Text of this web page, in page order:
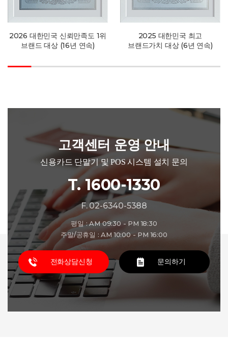
2026 대한민국 신뢰만족도 1위
브랜드 대상 (16년 연속)
2025 대한민국 최고
브랜드가치 대상 (6년 연속)
고객센터 운영 안내
신용카드 단말기 및 POS 시스템 설치 문의
T. 1600-1330
F. 02-6340-5388
평일 : AM 09:30 - PM 18:30
주말/공휴일 : AM 10:00 - PM 16:00
전화상담신청 문의하기